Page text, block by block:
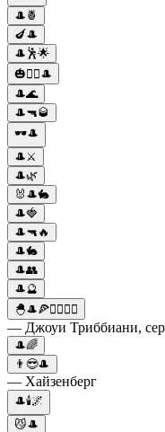
🎩🍍
🍆🎩
🎩🕺🌟
🎃🧙‍♀️🎩
🎩🌊
🎩🔫🥃
🕶️🎩
🎩⚔️
🎩🌿
🐰🎩🐇
🎩🍓
🎩🔫🔥
🎩🐇
🎩👥
🎩🔮
🐣🎩🍕👩‍❤️‍💋‍👨
— Джоуи Триббиани,
🎩🌈
👨😎🎩
— Хайзенберг
🎩🕯️🌌
😼🎩